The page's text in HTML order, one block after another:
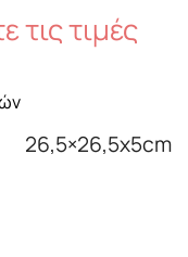
τις τιμές
26,5×26,5x5cm